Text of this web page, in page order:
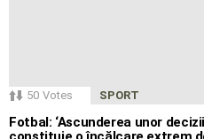
50 Votes SPORT
Fotbal: ‘Ascunderea unor